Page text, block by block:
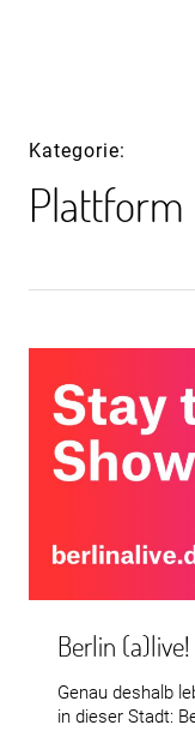
Kategorie
Plattform
Berlin (a)live!
Genau deshalb
in dieser Stadt: